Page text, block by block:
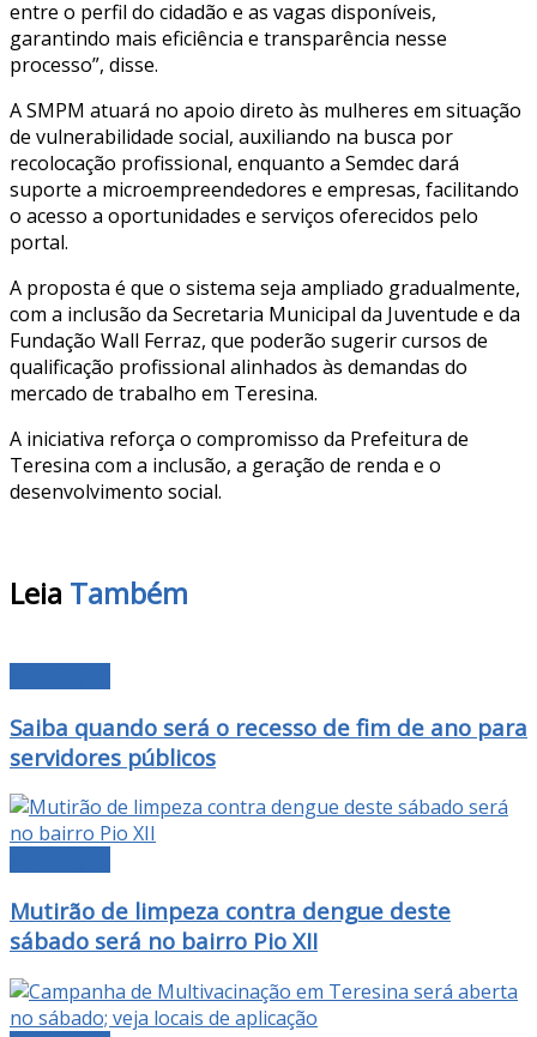
entre o perfil do cidadão e as vagas disponíveis,
garantindo mais eficiência e transparência nesse
processo”, disse.
A SMPM atuará no apoio direto às mulheres em situação
de vulnerabilidade social, auxiliando na busca por
recolocação profissional, enquanto a Semdec dará
suporte a microempreendedores e empresas, facilitando
o acesso a oportunidades e serviços oferecidos pelo
portal.
A proposta é que o sistema seja ampliado gradualmente,
com a inclusão da Secretaria Municipal da Juventude e da
Fundação Wall Ferraz, que poderão sugerir cursos de
qualificação profissional alinhados às demandas do
mercado de trabalho em Teresina.
A iniciativa reforça o compromisso da Prefeitura de
Teresina com a inclusão, a geração de renda e o
desenvolvimento social.
Leia Também
Saiba quando será o recesso de fim de ano para
servidores públicos
Mutirão de limpeza contra dengue deste
sábado será no bairro Pio XII